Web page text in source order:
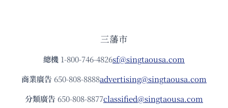
三藩市
總機 1-800-746-4826sf@singtaousa.com
商業廣告 650-808-8888advertising@singtaousa.com
分類廣告 650-808-8877classified@singtaousa.com